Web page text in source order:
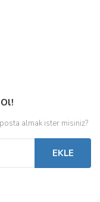
almak ister misiniz?
EKLE